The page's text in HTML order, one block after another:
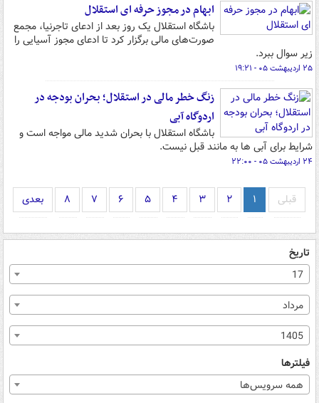
ابهام در مجوز حرفه ای استقلال
باشگاه استقلال یک روز بعد از ادعای تاجرنیا، مجمع
صورت‌های مالی برگزار کرد تا ادعای مجوز آسیایی را
زیر سوال ببرد.
۲۵ اردیبهشت ۰۵ - ۱۹:۲۱
زنگ خطر مالی در استقلال؛ بحران بودجه در
اردوگاه آبی
باشگاه استقلال با بحران شدید مالی مواجه است و
شرایط برای آبی ها به مانند قبل نیست.
۲۴ اردیبهشت ۰۵ - ۲۲:۰۰
قبلی ۱ ۲ ۳ ۴ ۵ ۶ ۷ ۸ بعدی
تاریخ
17
مرداد
1405
فیلترها
همه سرویس‌ها